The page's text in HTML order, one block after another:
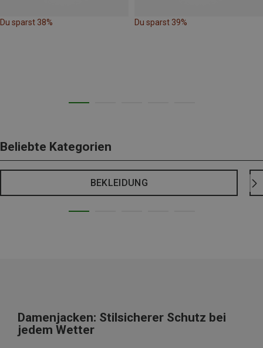
Du sparst 38% Du sparst 39%
Beliebte Kategorien
BEKLEIDUNG
Damenjacken: Stilsicherer Schutz bei
jedem Wetter